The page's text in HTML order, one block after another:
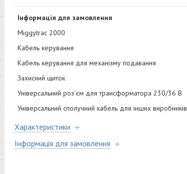
Інформація для замовлення
Miggytrac 2000
Кабель керування
Кабель керування для механізму подавання
Захисний щиток
Універсальний роз'єм для трансформатора 230/36 В
Універсальний сполучний кабель для інших виробників
Характеристики
Інформація для замовлення